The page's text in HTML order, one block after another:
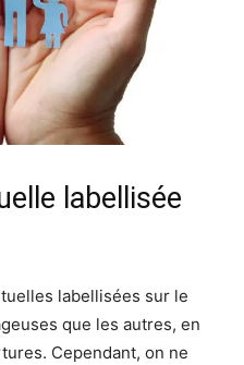
labellisée
labellisées sur le
que les autres, en
Cependant, on ne